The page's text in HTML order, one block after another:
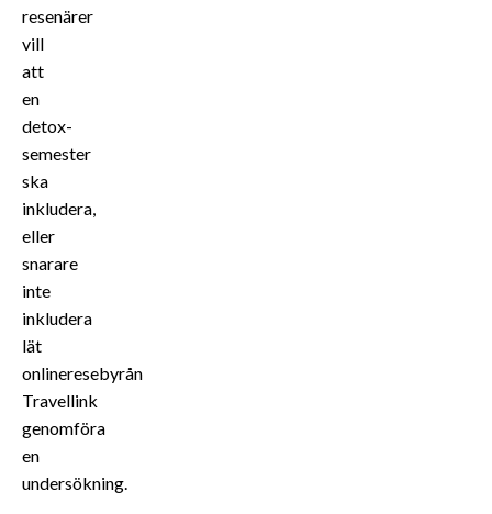
resenärer
vill
att
en
detox-
semester
ska
inkludera,
eller
snarare
inte
inkludera
lät
onlineresebyrån
Travellink
genomföra
en
undersökning.